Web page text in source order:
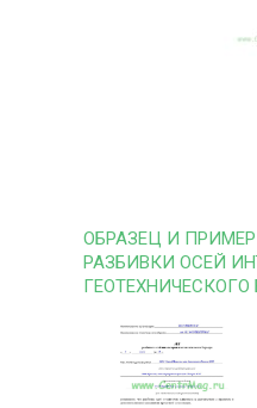
ОБРАЗЕЦ И
РАЗБИВКИ ОСЕЙ
ГЕОТЕХНИЧЕСКОГО